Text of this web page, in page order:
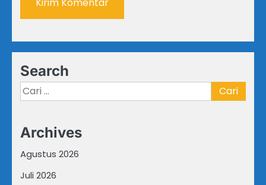
Search
Cari
untuk:
Archives
Agustus 2026
Juli 2026